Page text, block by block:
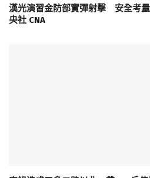
漢光演習金防部實彈射擊 安全考
央社 CNA